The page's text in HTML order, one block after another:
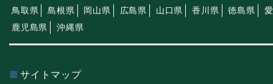
鳥取県
島根県 岡山県 広島県 山口県 香川県 徳島県
鹿児島県
沖縄県
サイトマップ